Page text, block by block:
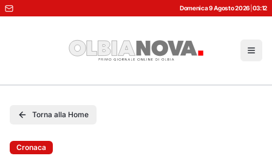
Domenica 9 Agosto 2026 03:12
Torna alla Home
Cronaca